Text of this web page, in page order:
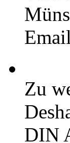
Zu
DIN